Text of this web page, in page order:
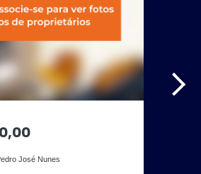
José Nunes